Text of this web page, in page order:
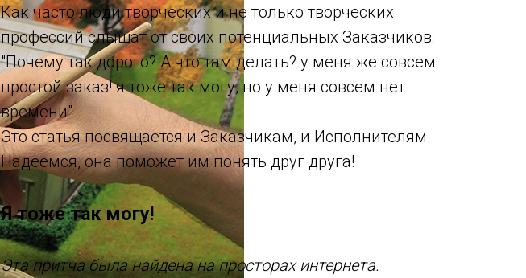
Как часто люди творческих и не только творческих
профессий слышат от своих потенциальных Заказчиков:
"Почему так дорого? А что там делать? у меня же совсем
простой заказ! я тоже так могу, но у меня совсем нет
времени"
Это статья посвящается и Заказчикам, и Исполнителям.
Надеемся, она поможет им понять друг друга!
Я тоже так могу!
Эта притча была найдена на просторах интернета.